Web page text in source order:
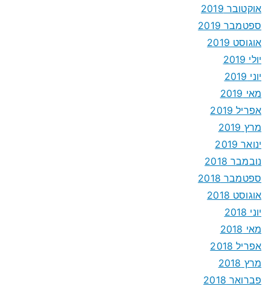
אוקטובר 2019
ספטמבר 2019
אוגוסט 2019
יולי 2019
יוני 2019
מאי 2019
אפריל 2019
מרץ 2019
ינואר 2019
נובמבר 2018
ספטמבר 2018
אוגוסט 2018
יוני 2018
מאי 2018
אפריל 2018
מרץ 2018
פברואר 2018